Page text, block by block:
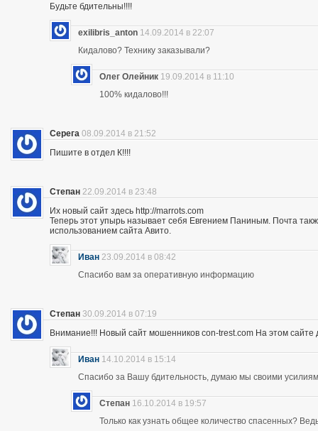
Будьте бдительны!!!!
exilibris_anton 14.09.2014 в 22:07
Кидалово? Технику заказывали?
Олег Олейник 19.09.2014 в 11:10
100% кидалово!!!
Серега 08.09.2014 в 21:52
Пишите в отдел К!!!!
Степан 22.09.2014 в 23:48
Их новый сайт здесь http://marrots.com
Теперь этот упырь называет себя Евгением Паниным. Почта
использованием сайта Авито.
Иван 23.09.2014 в 08:42
Спасибо вам за оперативную информацию
Степан 30.09.2014 в 07:19
Внимание!!! Новый сайт мошенников con-trest.com На этом сайте
Иван 14.10.2014 в 15:14
Спасибо за Вашу бдительность, думаю мы своими
Степан 16.10.2014 в 19:57
Только как узнать общее количество спасенных?